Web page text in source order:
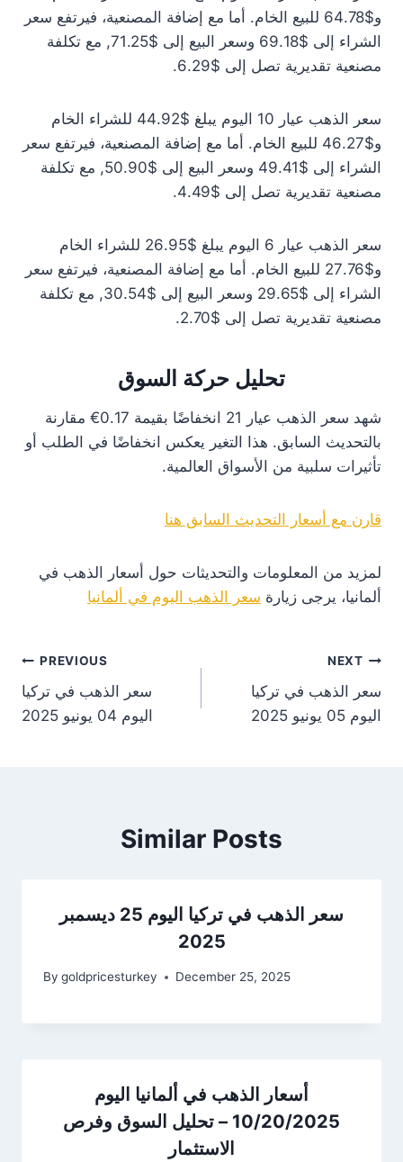
و$64.78 للبيع الخام. أما مع إضافة المصنعية، فيرتفع سعر
الشراء إلى $69.18 وسعر البيع إلى $71.25, مع تكلفة
مصنعية تقديرية تصل إلى $6.29.
سعر الذهب عيار 10 اليوم يبلغ $44.92 للشراء الخام
و$46.27 للبيع الخام. أما مع إضافة المصنعية، فيرتفع سعر
الشراء إلى $49.41 وسعر البيع إلى $50.90, مع تكلفة
مصنعية تقديرية تصل إلى $4.49.
سعر الذهب عيار 6 اليوم يبلغ $26.95 للشراء الخام
و$27.76 للبيع الخام. أما مع إضافة المصنعية، فيرتفع سعر
الشراء إلى $29.65 وسعر البيع إلى $30.54, مع تكلفة
مصنعية تقديرية تصل إلى $2.70.
تحليل حركة السوق
شهد سعر الذهب عيار 21 انخفاضًا بقيمة 0.17€ مقارنة
بالتحديث السابق. هذا التغير يعكس انخفاضًا في الطلب أو
تأثيرات سلبية من الأسواق العالمية.
قارن مع أسعار التحديث السابق هنا
لمزيد من المعلومات والتحديثات حول أسعار الذهب في
ألمانيا، يرجى زيارة سعر الذهب اليوم في ألمانيا
PREVIOUS
سعر الذهب في تركيا
اليوم 04 يونيو 2025
NEXT
سعر الذهب في تركيا
اليوم 05 يونيو 2025
Similar Posts
سعر الذهب في تركيا اليوم 25 ديسمبر
2025
By goldpricesturkey December 25, 2025
أسعار الذهب في ألمانيا اليوم
10/20/2025 – تحليل السوق وفرص
الاستثمار